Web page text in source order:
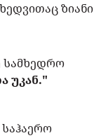
ზიანი
სამხედრო
უკან."
საჰაერო